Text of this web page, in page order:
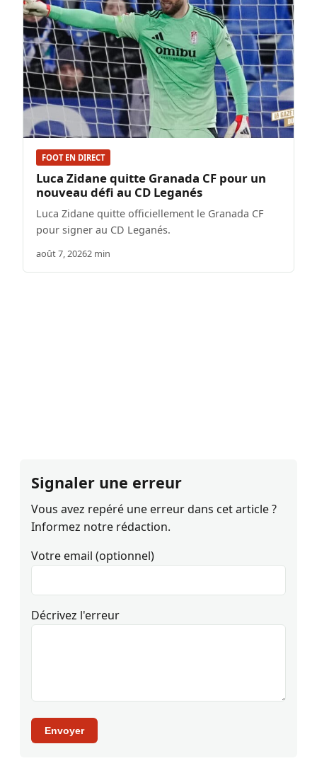
FOOT EN DIRECT
Luca Zidane quitte Granada CF pour un
nouveau défi au CD Leganés
Luca Zidane quitte officiellement le Granada CF
pour signer au CD Leganés.
août 7, 20262 min
Signaler une erreur
Vous avez repéré une erreur dans cet article ?
Informez notre rédaction.
Votre email (optionnel)
Décrivez l'erreur
Envoyer